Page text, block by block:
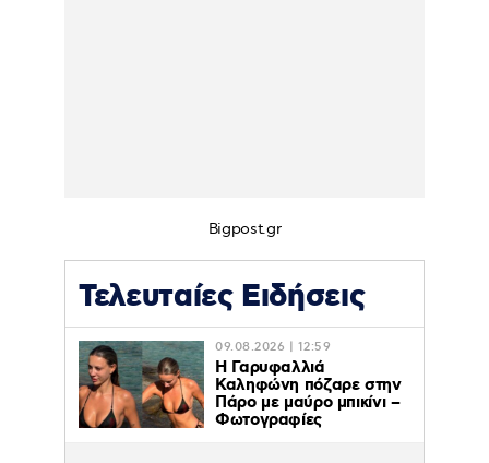
Bigpost.gr
Τελευταίες Ειδήσεις
09.08.2026 | 12:59
Η Γαρυφαλλιά
Καληφώνη πόζαρε στην
Πάρο με μαύρο μπικίνι –
Φωτογραφίες